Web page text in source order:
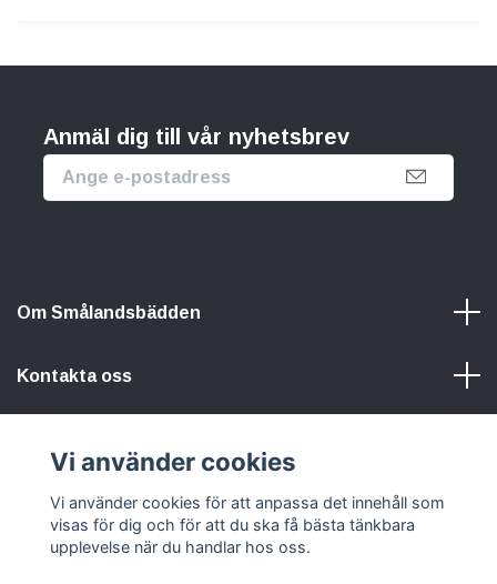
Anmäl dig till vår nyhetsbrev
Om Smålandsbädden
Kontakta oss
Sociala medier
Vi använder cookies
Vi använder cookies för att anpassa det innehåll som
visas för dig och för att du ska få bästa tänkbara
upplevelse när du handlar hos oss.